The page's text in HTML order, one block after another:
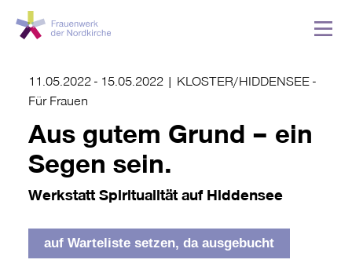
11.05.2022- 15.05.2022| KLOSTER/HIDDENSEE -
Für Frauen
Aus gutem Grund – ein
Segen sein.
Werkstatt Spiritualität auf Hiddensee
auf Warteliste setzen, da ausgebucht